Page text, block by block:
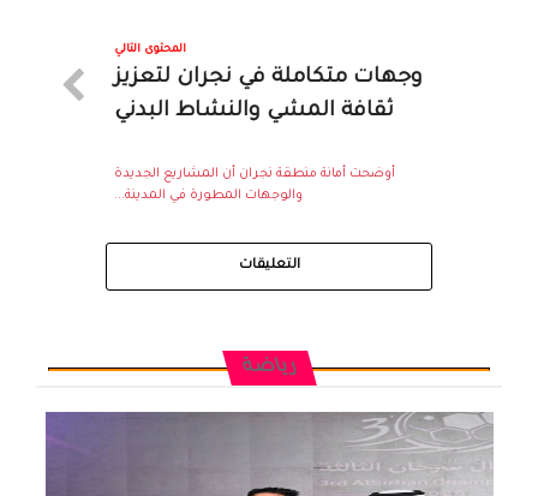
المحتوى التالي
وجهات متكاملة في نجران لتعزيز
ثقافة المشي والنشاط البدني
أوضحت أمانة منطقة نجران أن المشاريع الجديدة
والوجهات المطورة في المدينة...
التعليقات
رياضة